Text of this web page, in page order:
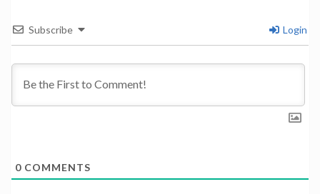
Subscribe Login
0 COMMENTS